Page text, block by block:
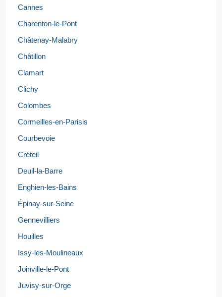
Cannes
Charenton-le-Pont
Châtenay-Malabry
Châtillon
Clamart
Clichy
Colombes
Cormeilles-en-Parisis
Courbevoie
Créteil
Deuil-la-Barre
Enghien-les-Bains
Épinay-sur-Seine
Gennevilliers
Houilles
Issy-les-Moulineaux
Joinville-le-Pont
Juvisy-sur-Orge